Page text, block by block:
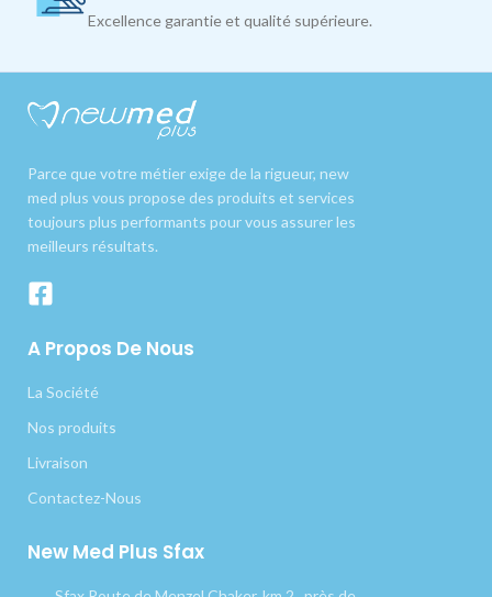
Excellence garantie et qualité supérieure.
Parce que votre métier exige de la rigueur, new
med plus vous propose des produits et services
toujours plus performants pour vous assurer les
meilleurs résultats.
A Propos De Nous
La Société
Nos produits
Livraison
Contactez-Nous
New Med Plus Sfax